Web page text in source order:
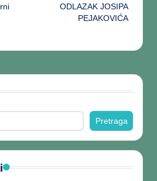
ODLAZAK JOSIPA
PEJAKOVIĆA
Pretraga